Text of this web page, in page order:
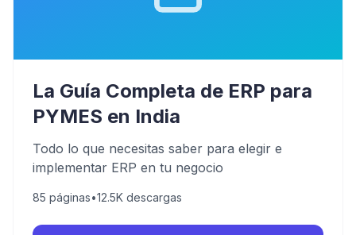
La Guía Completa de ERP para
PYMES en India
Todo lo que necesitas saber para elegir e
implementar ERP en tu negocio
85 páginas•12.5K descargas